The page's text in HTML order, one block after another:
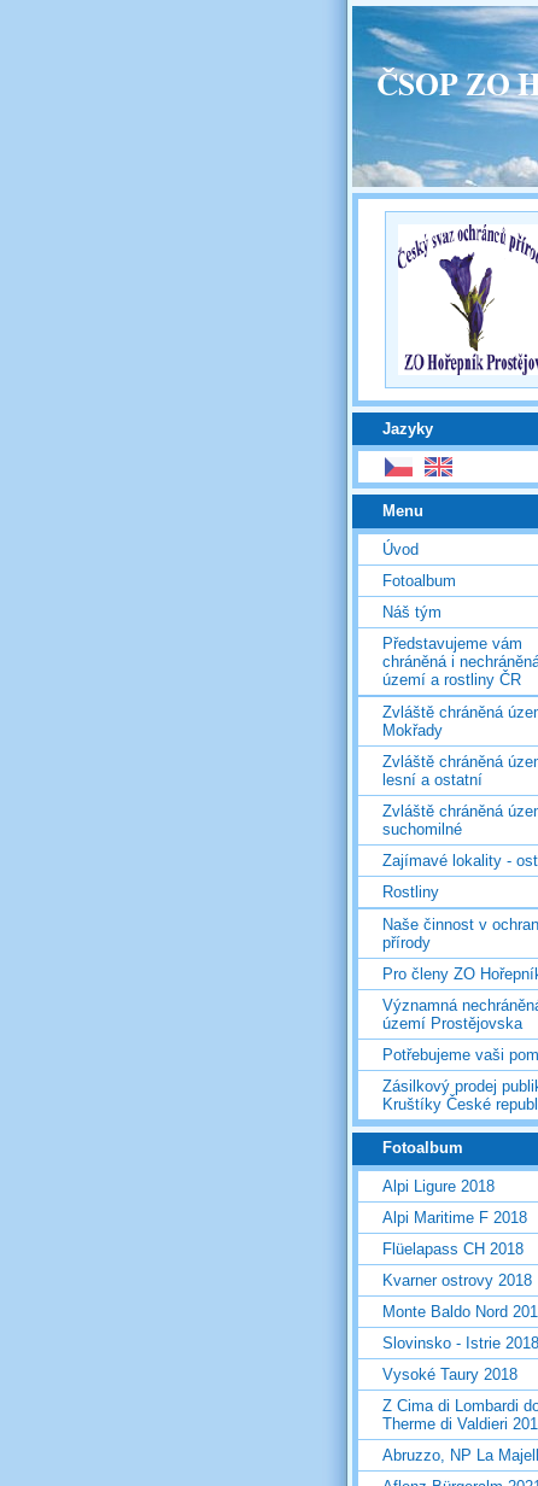
ČSOP ZO
Jazyky
Menu
Úvod
Fotoalbum
Náš tým
Představujeme vám
chráněná i
území a rostliny ČR
Zvláště chráněná
Mokřady
Zvláště chráněná
lesní a ostatní
Zvláště chráněná
suchomilné
Zajímavé lokality -
Rostliny
Naše činnost v
přírody
Pro členy ZO
Významná
území Prostějovska
Potřebujeme vaši
Zásilkový prodej
Kruštíky České
Fotoalbum
Alpi Ligure 2018
Alpi Maritime F 2018
Flüelapass CH 2018
Kvarner ostrovy 2018
Monte Baldo Nord
Slovinsko - Istrie 2018
Vysoké Taury 2018
Z Cima di Lombardi
Therme di Valdieri
Abruzzo, NP La